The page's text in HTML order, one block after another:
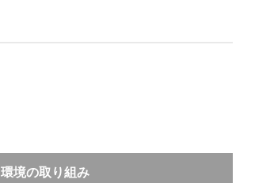
環境の取り組み